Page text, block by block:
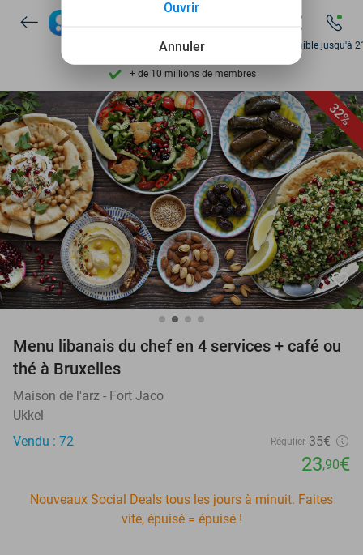
Découvrez + de 15.000 deals
+ de 10 millions de membres
9,4 basé sur206 134 avis
Découvrez + de 15.000 deals
Disponible 7 jours par semaine
+ de 10 millions de membres
Disponible jusqu'à
32%
favorite_border
Menu libanais du chef en 4 services + café ou
thé à Bruxelles
Maison de l'arz - Fort Jaco
Ukkel
Vendu : 72
Régulier 35€
23,90€
Nouveaux Social Deals tous les jours à minuit. Faites
vite, épuisé = épuisé !
Annuler
Ouvrir